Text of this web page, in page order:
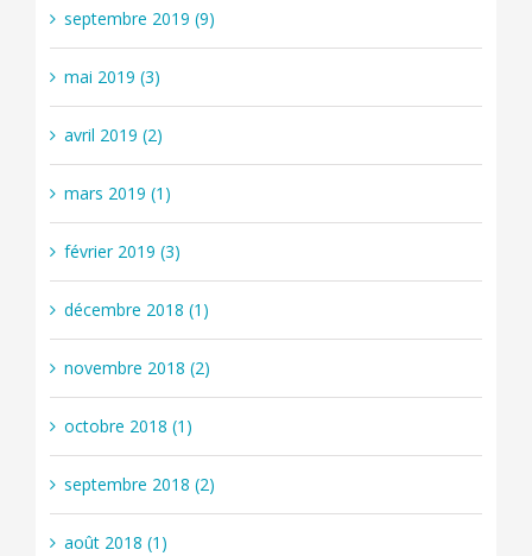
septembre 2019 (9)
mai 2019 (3)
avril 2019 (2)
mars 2019 (1)
février 2019 (3)
décembre 2018 (1)
novembre 2018 (2)
octobre 2018 (1)
septembre 2018 (2)
août 2018 (1)